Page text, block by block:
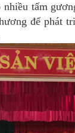
tấm
để phát